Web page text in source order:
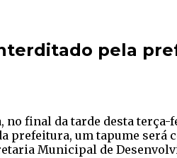
pela
no final da tarde desta
prefeitura, um tapume será
Municipal de